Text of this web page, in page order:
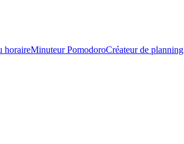
horaireMinuteur PomodoroCréateur de planning